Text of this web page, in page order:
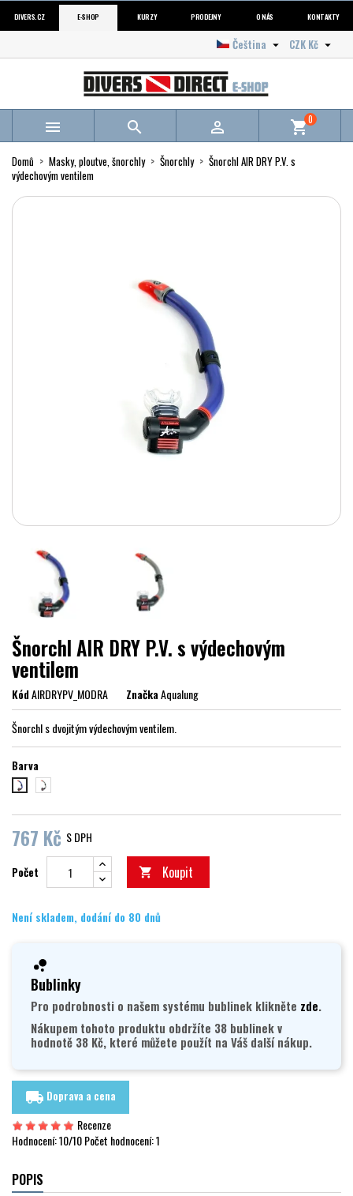
DIVERS.CZ E-SHOP KURZY PRODEJNY O NÁS KONTAKTY
CZK Kč 
Čeština 
   shopping_cart0
Domů Masky, ploutve, šnorchly Šnorchly
Šnorchl AIR DRY P.V. s
výdechovým ventilem
Šnorchl AIR DRY P.V. s výdechovým
ventilem
KódAIRDRYPV_MODRA ZnačkaAqualung
Šnorchl s dvojitým výdechovým ventilem.
Barva
modrá stříbrná světlá
767 Kč S DPH
Počet  Koupit
Není skladem, dodání do 80 dnů
Bublinky
Pro podrobnosti o našem systému bublinek klikněte zde.
Nákupem tohoto produktu obdržíte 38 bublinek v
hodnotě 38 Kč, které můžete použít na Váš další nákup.
local_shipping Doprava a cena
Recenze
Hodnocení:10/10 Počet hodnocení:1
POPIS